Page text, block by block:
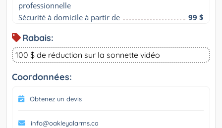
professionnelle
Sécurité à domicile à partir de 99 $
Rabais:
100 $ de réduction sur la sonnette vidéo
Coordonnées:
Obtenez un devis
info@oakleyalarms.ca